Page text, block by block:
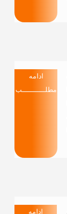
ادامه
مطلــــــــــــب
ادامه